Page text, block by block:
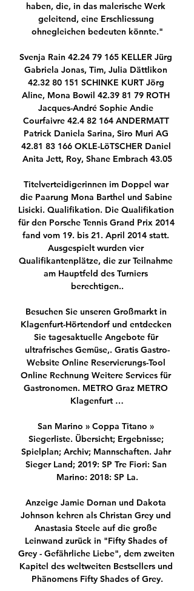
haben, die, in das malerische Werk
geleitend, eine Erschliessung
ohnegleichen bedeuten könnte."
Svenja Rain 42.24 79 165 KELLER Jürg
Gabriela Jonas, Tim, Julia Dättlikon
42.32 80 151 SCHINKE KURT Jörg
Aline, Mona Bowil 42.39 81 79 ROTH
Jacques-André Sophie Andie
Courfaivre 42.4 82 164 ANDERMATT
Patrick Daniela Sarina, Siro Muri AG
42.81 83 166 OKLE-LöTSCHER Daniel
Anita Jett, Roy, Shane Embrach 43.05
Titelverteidigerinnen im Doppel war
die Paarung Mona Barthel und Sabine
Lisicki. Qualifikation. Die Qualifikation
für den Porsche Tennis Grand Prix 2014
fand vom 19. bis 21. April 2014 statt.
Ausgespielt wurden vier
Qualifikantenplätze, die zur Teilnahme
am Hauptfeld des Turniers
berechtigen..
Besuchen Sie unseren Großmarkt in
Klagenfurt-Hörtendorf und entdecken
Sie tagesaktuelle Angebote für
ultrafrisches Gemüse,. Gratis Gastro-
Website Online Reservierungs-Tool
Online Rechnung Weitere Services für
Gastronomen. METRO Graz METRO
Klagenfurt …
San Marino » Coppa Titano »
Siegerliste. Übersicht; Ergebnisse;
Spielplan; Archiv; Mannschaften. Jahr
Sieger Land; 2019: SP Tre Fiori: San
Marino: 2018: SP La.
Anzeige Jamie Dornan und Dakota
Johnson kehren als Christan Grey und
Anastasia Steele auf die große
Leinwand zurück in "Fifty Shades of
Grey - Gefährliche Liebe", dem zweiten
Kapitel des weltweiten Bestsellers und
Phänomens Fifty Shades of Grey.